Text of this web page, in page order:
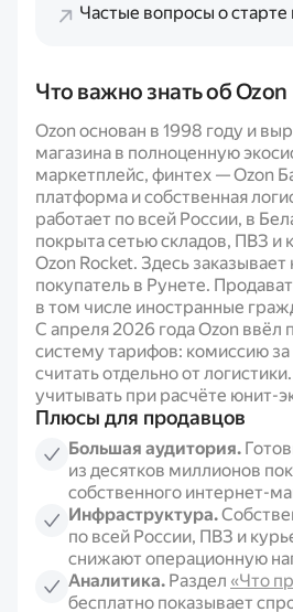
Частые вопросы о
Что важно знать об Ozon
Ozon основан в 1998 году и
магазина в полноценную
маркетплейс, финтех — Ozon
платформа и собственная
работает по всей России, в
покрыта сетью складов, ПВЗ и
Ozon Rocket. Здесь
покупатель в Рунете.
в том числе иностранные
С апреля 2026 года Ozon ввёл
систему тарифов: комиссию
считать отдельно от
учитывать при расчёте юнит-
Плюсы для продавцов
Большая аудитория.
из десятков миллионов
собственного интернет-
Инфраструктура.
по всей России, ПВЗ и
снижают операционную
Аналитика. Раздел «Что
бесплатно показывает